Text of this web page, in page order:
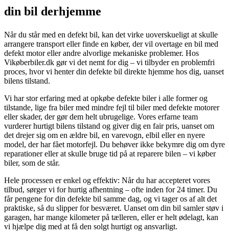
din bil derhjemme
Når du står med en defekt bil, kan det virke uoverskueligt at skulle
arrangere transport eller finde en køber, der vil overtage en bil med
defekt motor eller andre alvorlige mekaniske problemer. Hos
Vikøberbiler.dk gør vi det nemt for dig – vi tilbyder en problemfri
proces, hvor vi henter din defekte bil direkte hjemme hos dig, uanset
bilens tilstand.
Vi har stor erfaring med at opkøbe defekte biler i alle former og
tilstande, lige fra biler med mindre fejl til biler med defekte motorer
eller skader, der gør dem helt ubrugelige. Vores erfarne team
vurderer hurtigt bilens tilstand og giver dig en fair pris, uanset om
det drejer sig om en ældre bil, en varevogn, elbil eller en nyere
model, der har fået motorfejl. Du behøver ikke bekymre dig om dyre
reparationer eller at skulle bruge tid på at reparere bilen – vi køber
biler, som de står.
Hele processen er enkel og effektiv: Når du har accepteret vores
tilbud, sørger vi for hurtig afhentning – ofte inden for 24 timer. Du
får pengene for din defekte bil samme dag, og vi tager os af alt det
praktiske, så du slipper for besværet. Uanset om din bil samler støv i
garagen, har mange kilometer på tælleren, eller er helt ødelagt, kan
vi hjælpe dig med at få den solgt hurtigt og ansvarligt.